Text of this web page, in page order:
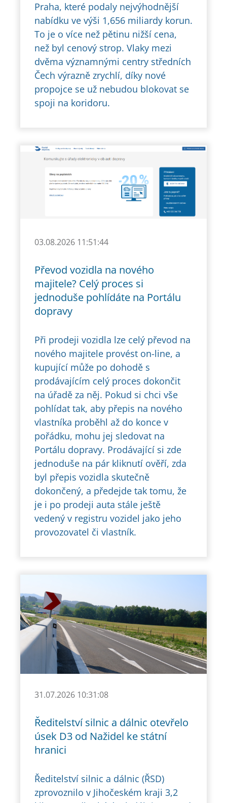
Praha, které podaly nejvýhodnější
nabídku ve výši 1,656 miliardy korun.
To je o více než pětinu nižší cena,
než byl cenový strop. Vlaky mezi
dvěma významnými centry středních
Čech výrazně zrychlí, díky nové
propojce se už nebudou blokovat se
spoji na koridoru.
03.08.2026 11:51:44
Převod vozidla na nového
majitele? Celý proces si
jednoduše pohlídáte na Portálu
dopravy
Při prodeji vozidla lze celý převod na
nového majitele provést on-line, a
kupující může po dohodě s
prodávajícím celý proces dokončit
na úřadě za něj. Pokud si chci vše
pohlídat tak, aby přepis na nového
vlastníka proběhl až do konce v
pořádku, mohu jej sledovat na
Portálu dopravy. Prodávající si zde
jednoduše na pár kliknutí ověří, zda
byl přepis vozidla skutečně
dokončený, a předejde tak tomu, že
je i po prodeji auta stále ještě
vedený v registru vozidel jako jeho
provozovatel či vlastník.
31.07.2026 10:31:08
Ředitelství silnic a dálnic otevřelo
úsek D3 od Nažidel ke státní
hranici
Ředitelství silnic a dálnic (ŘSD)
zprovoznilo v Jihočeském kraji 3,2